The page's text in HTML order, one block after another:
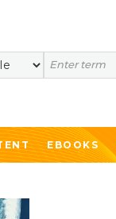
Search
EBOOKS